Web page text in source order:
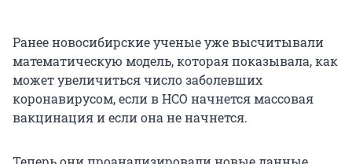
Ранее новосибирские ученые уже высчитывали
математическую модель, которая показывала, как
может увеличиться число заболевших
коронавирусом, если в НСО начнется массовая
вакцинация и если она не начнется.